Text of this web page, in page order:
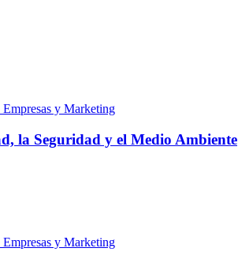
y Marketing
la Seguridad y el Medio Ambiente
y Marketing